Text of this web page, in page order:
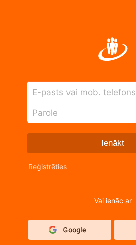
E-pasts vai mob. telefons
Parole
Ienākt
Reģistrēties
Vai ienāc ar